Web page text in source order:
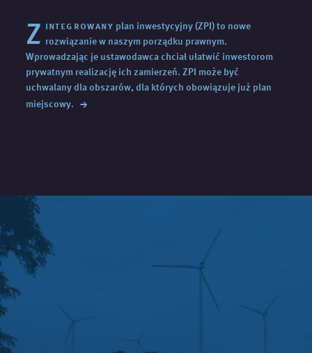
Z integrowany plan inwestycyjny (ZPI) to nowe
rozwiązanie w naszym porządku prawnym.
Wprowadzając je ustawodawca chciał ułatwić inwestorom
prywatnym realizację ich zamierzeń. ZPI może być
uchwalany dla obszarów, dla których obowiązuje już plan
miejscowy. →